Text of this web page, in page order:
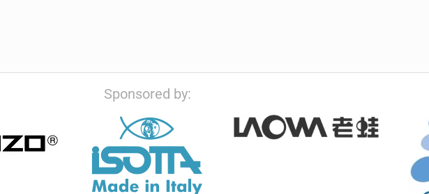
Sponsored by: